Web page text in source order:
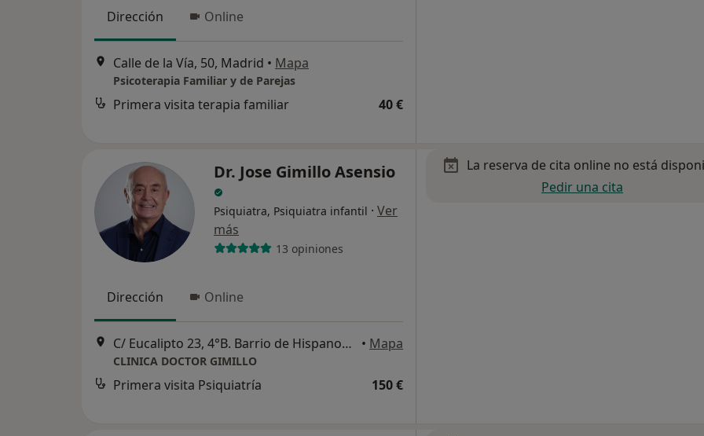
Dirección Online
Calle de la Vía, 50, Madrid • Mapa
Psicoterapia Familiar y de Parejas
Primera visita terapia familiar 40 €
Dr. Jose Gimillo Asensio
Psiquiatra, Psiquiatra infantil · Ver
más
13 opiniones
Dirección Online
C/ Eucalipto 23, 4°B. Barrio de Hispanoamérica (Distrito Chamartín) – Arturo Soria (Distrito de Ciudad Lineal), Madrid • Mapa
CLINICA DOCTOR GIMILLO
Primera visita Psiquiatría 150 €
La reserva de cita online no está
Pedir una cita